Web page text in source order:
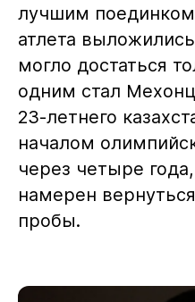
лучшим поединком
атлета
могло достаться
одним стал
23-летнего
началом
через четыре
намерен
пробы.